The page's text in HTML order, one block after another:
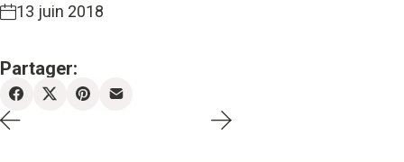
13 juin 2018
Partager: